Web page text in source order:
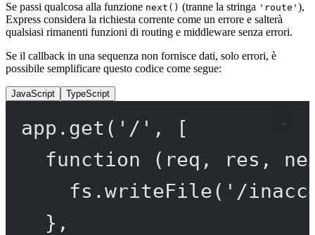
Se passi qualcosa alla funzione next() (tranne la stringa 'route' ),
Express considera la richiesta corrente come un errore e salterà
qualsiasi rimanenti funzioni di routing e middleware senza errori.
Se il callback in una sequenza non fornisce dati, solo errori, è
possibile semplificare questo codice come segue:
JavaScript TypeScript
app. get ( '/' , [
function ( req , res ,
fs.writeFile( '/
},